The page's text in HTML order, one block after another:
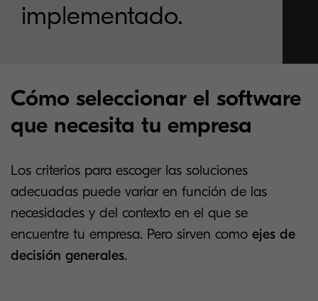
implementado.
Cómo seleccionar el software
que necesita tu empresa
Los criterios para escoger las soluciones
adecuadas puede variar en función de las
necesidades y del contexto en el que se
encuentre tu empresa. Pero sirven como ejes de
decisión generales.